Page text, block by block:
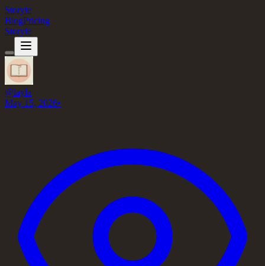
Storyie
BlogPricing
Storyie
@layla
May 15, 2026•